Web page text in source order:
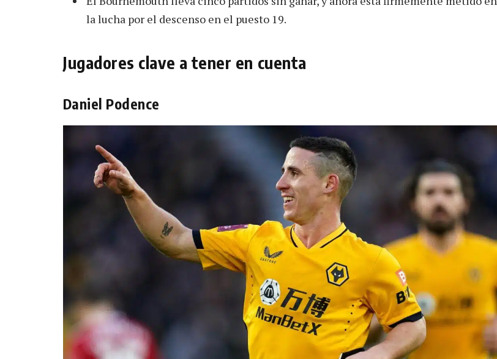
la lucha por el descenso en el puesto 19.
Jugadores clave a tener en cuenta
Daniel Podence